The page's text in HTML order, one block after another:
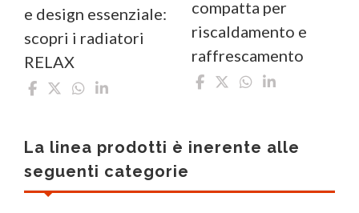
e design essenziale:
scopri i radiatori
RELAX
compatta per
riscaldamento e
raffrescamento
La linea prodotti è inerente alle
seguenti categorie